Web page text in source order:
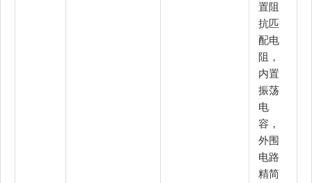
置阻
抗匹
配电
阻，
内置
振荡
电
容，
外围
电路
精简